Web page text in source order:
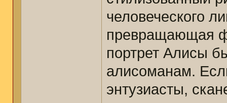
человеческого
превращающая
портрет Алисы
алисоманам.
энтузиасты,